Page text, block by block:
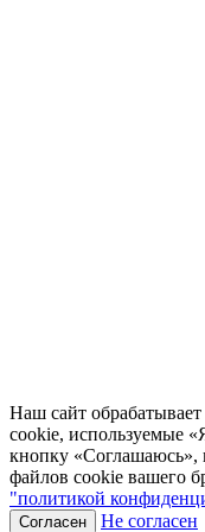
Наш сайт
cookie, используемые
кнопку «Соглашаюсь»,
файлов cookie вашего
"политикой
Согласен Не согласен